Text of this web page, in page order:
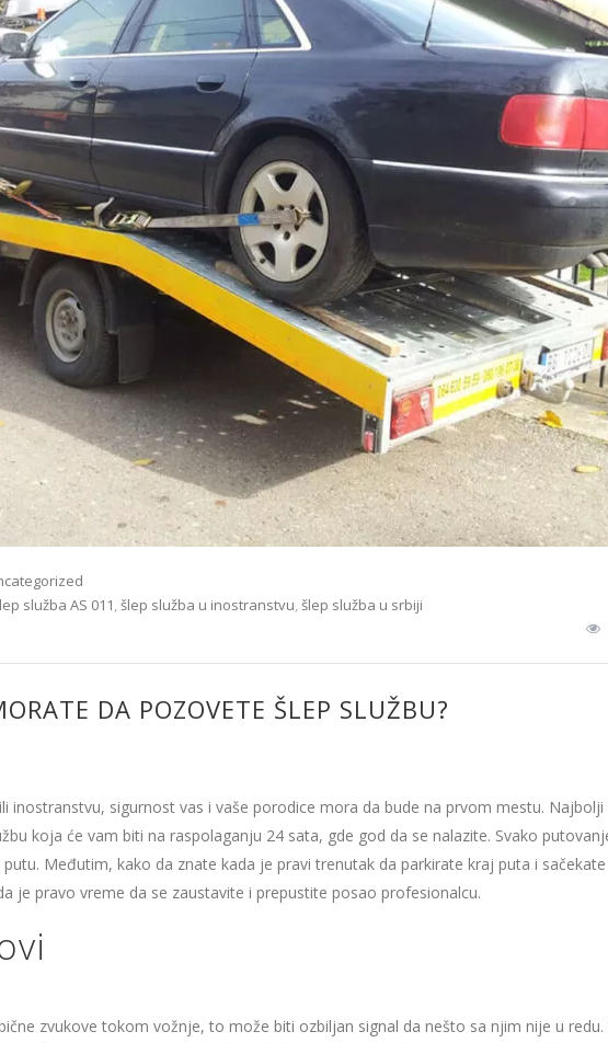
služba AS 011,šlep služba u inostranstvu,šlep služba u srbiji
DA POZOVETE ŠLEP SLUŽBU?
inostranstvu, sigurnost vas i vaše porodice mora da bude na prvom mestu. Najbolji
koja će vam biti na raspolaganju 24 sata, gde god da se nalazite. Svako
Međutim, kako da znate kada je pravi trenutak da parkirate kraj puta i
je pravo vreme da se zaustavite i prepustite posao profesionalcu.
zvukove tokom vožnje, to može biti ozbiljan signal da nešto sa njim nije u redu.